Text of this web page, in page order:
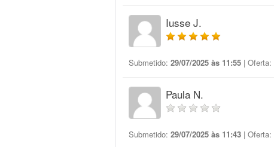
Iusse J.
Submetido: 29/07/2025 às 11:55 | Oferta:
Paula N.
Submetido: 29/07/2025 às 11:43 | Oferta: